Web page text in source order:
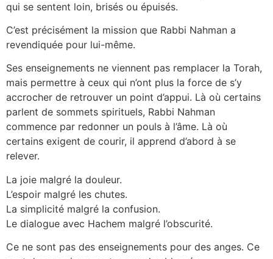
qui se sentent loin, brisés ou épuisés.
C’est précisément la mission que Rabbi Nahman a
revendiquée pour lui-même.
Ses enseignements ne viennent pas remplacer la Torah,
mais permettre à ceux qui n’ont plus la force de s’y
accrocher de retrouver un point d’appui. Là où certains
parlent de sommets spirituels, Rabbi Nahman
commence par redonner un pouls à l’âme. Là où
certains exigent de courir, il apprend d’abord à se
relever.
La joie malgré la douleur.
L’espoir malgré les chutes.
La simplicité malgré la confusion.
Le dialogue avec Hachem malgré l’obscurité.
Ce ne sont pas des enseignements pour des anges. Ce